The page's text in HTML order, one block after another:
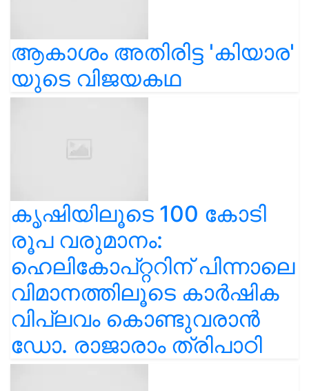
ആകാശം അതിരിട്ട 'കിയാര'
യുടെ വിജയകഥ
കൃഷിയിലൂടെ 100 കോടി
രൂപ വരുമാനം:
ഹെലികോപ്റ്ററിന് പിന്നാലെ
വിമാനത്തിലൂടെ കാർഷിക
വിപ്ലവം കൊണ്ടുവരാൻ
ഡോ. രാജാരാം ത്രിപാഠി